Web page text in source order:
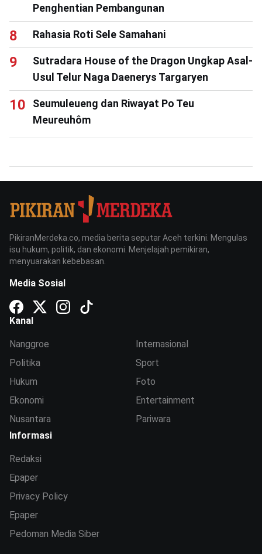
Penghentian Pembangunan
Rahasia Roti Sele Samahani
Sutradara House of the Dragon Ungkap Asal-
Usul Telur Naga Daenerys Targaryen
Seumuleueng dan Riwayat Po Teu
Meureuhôm
PikiranMerdeka.co, media berita seputar Aceh terkini. Mengulas
isu hukum, politik, dan ekonomi. Menjelajah pemikiran,
menyuarakan kebebasan.
Media Sosial
Kanal
Nanggroe
Politika
Hukum
Ekonomi
Nusantara
Internasional
Sport
Foto
Entertainment
Pariwara
Informasi
Redaksi
Epaper
Privacy Policy
Epaper
Pedoman Media Siber